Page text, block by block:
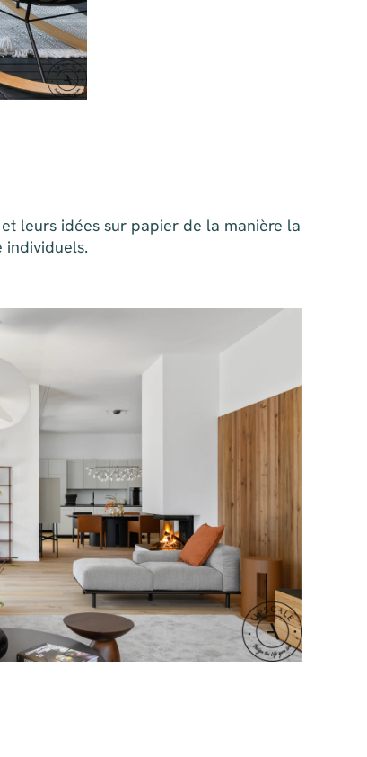
leurs idées sur papier de la manière la
individuels.